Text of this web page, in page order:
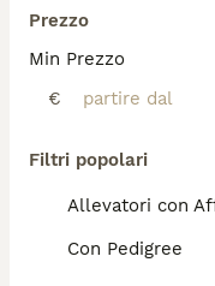
Prezzo
Min Prezzo
€
Filtri popolari
Allevatori con
Con Pedigree